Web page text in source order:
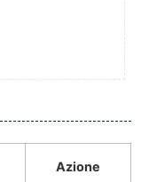
Azione